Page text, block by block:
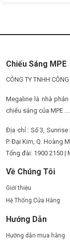
Chiếu Sáng MPE
CÔNG TY TNHH
Megaline là nhà
chiếu sáng của MPE ....
Địa chỉ : Số 3, Sunrise
P. Đại Kim, Q. Hoàng
Tổng đài: 1900 2150 |
Về Chúng Tôi
Giới thiệu
Hệ Thống Cửa Hàng
Hướng Dẫn
Hướng dẫn mua hàng